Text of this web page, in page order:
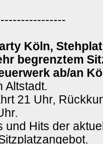
Köln,
begrenztem
ab/an
Altstadt.
21 Uhr,
und Hits der